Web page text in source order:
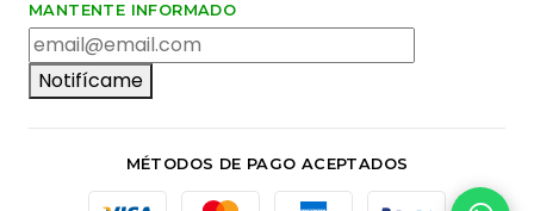
MANTENTE INFORMADO
Notifícame
MÉTODOS DE PAGO ACEPTADOS